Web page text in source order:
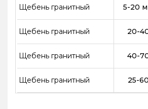
Щебень гранитный 5-20
Щебень гранитный 20-
Щебень гранитный 40-
Щебень гранитный 25-60